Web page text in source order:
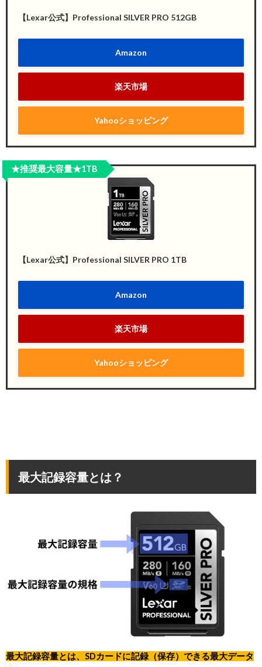
【Lexar公式】Professional SILVER PRO 512GB
Amazon
楽天市場
Yahooショッピング
【Lexar公式】Professional SILVER PRO 1TB
Amazon
楽天市場
Yahooショッピング
★推奨最大容量★1TB
最大記録容量とは？
最大記録容量とは、SDカードに記録（保存）できる最大データ